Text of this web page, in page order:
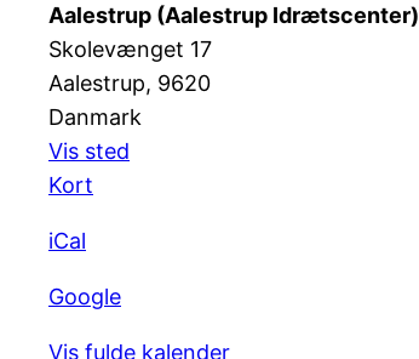
Aalestrup (Aalestrup Idrætscenter)
Skolevænget 17
Aalestrup, 9620
Danmark
Vis sted
Kort
iCal
Google
Vis fulde kalender